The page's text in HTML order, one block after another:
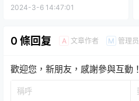
子』雙人動態展現震撼氣場！
2024-3-6 14:47:01
0 條回复 A 文章作者 M 管理员
歡迎您，新朋友，感謝參與互動！